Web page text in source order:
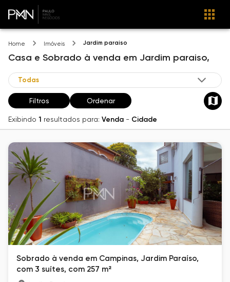
Home Imóveis Jardim paraiso
Casa e Sobrado à venda em Jardim paraiso,
Filtros Ordenar
Exibindo 1 resultados para: Venda - Cidade
Sobrado à venda em Campinas, Jardim Paraíso,
com 3 suítes, com 257 m²